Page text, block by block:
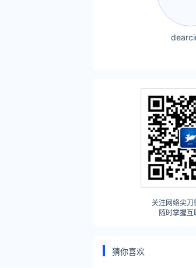
关注网络尖刀
随时掌握互
猜你喜欢